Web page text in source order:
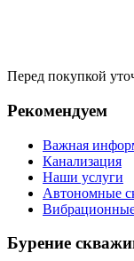
Перед покупкой
Рекомендуем
Важная
Канализация
Наши услуги
Автономные
Бурение